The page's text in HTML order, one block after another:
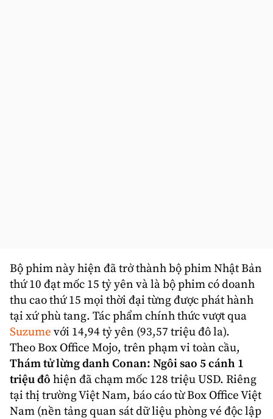
Bộ phim này hiện đã trở thành bộ phim Nhật Bản
thứ 10 đạt mốc 15 tỷ yên và là bộ phim códoanh
thucao thứ 15 mọi thời đại từng được phát hành
tại xứ phù tang. Tác phẩm chính thức vượt qua
Suzume với 14,94 tỷ yên (93,57 triệu đô la).
Theo Box Office Mojo, trên phạm vi toàn cầu,
Thám tử lừng danh Conan: Ngôi sao 5 cánh 1
triệu đô hiện đã chạm mốc 128 triệu USD. Riêng
tại thị trường Việt Nam, báo cáo từ Box Office Việt
Nam (nền tảng quan sát dữ liệu phòng vé độc lập